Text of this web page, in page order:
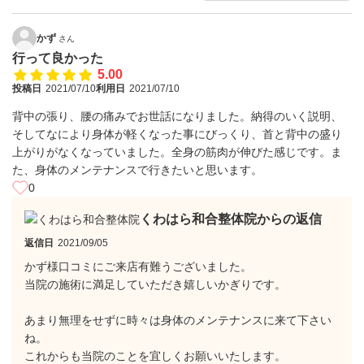
かず さん
行って良かった
5.00
投稿日 2021/07/10利用日 2021/07/10
背中の張り、腰の痛みでお世話になりました。納得のいく説明、
そしてなにより身体が軽くなった事にびっくり、首と背中の盛り
上がりがなくなっていました。全身の筋肉が伸びた感じです。ま
た、身体のメンテナンスで行きたいと思います。
0
くわはら和合整体院からの返信
返信日 2021/09/05
かず様口コミにご来店有難うございました。
当院の施術に満足していただき嬉しいかぎりです。
あまり無理をせずに時々は身体のメンテナンスに来て下さい
ね。
これからも当院のことを宜しくお願いいたします。